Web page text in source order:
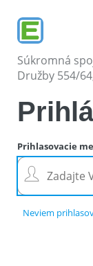
Súkromná
Družby 554/
Prihlasovacie
Neviem